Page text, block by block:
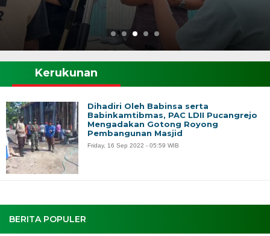
BERITA POPULER
Kerukunan
Dihadiri Oleh Babinsa serta
Babinkamtibmas, PAC LDII Pucangrejo
Mengadakan Gotong Royong
Pembangunan Masjid
Friday, 16 Sep 2022 - 05:59 WIB